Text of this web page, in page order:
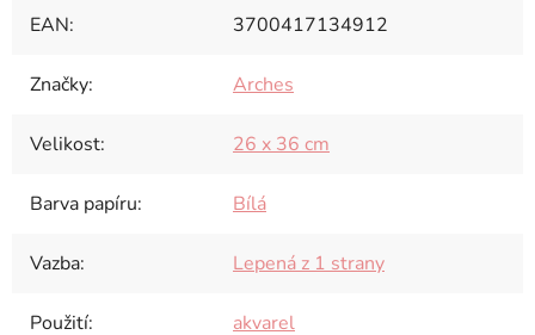
EAN: 3700417134912
Značky: Arches
Velikost: 26 x 36 cm
Barva papíru: Bílá
Vazba: Lepená z 1 strany
Použití: akvarel